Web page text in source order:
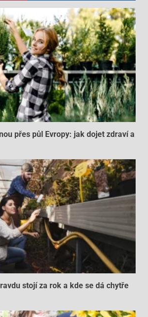
přes půl Evropy: jak dojet zdraví a
stojí za rok a kde se dá chytře